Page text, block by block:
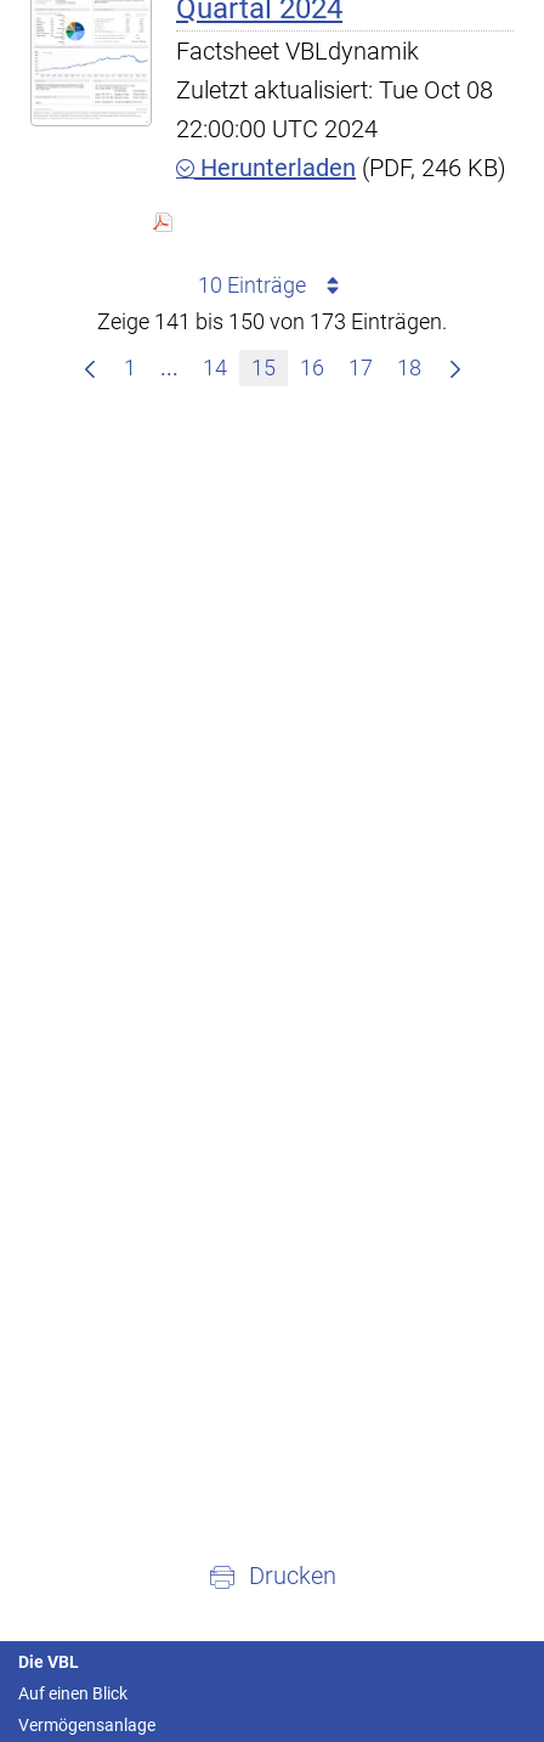
Quartal 2024
Factsheet VBLdynamik
Zuletzt aktualisiert: Tue Oct 08
22:00:00 UTC 2024
Herunterladen (PDF, 246 KB)
10 Einträge
Zeige 141 bis 150 von 173 Einträgen.
1
... Zwischenseiten Navigieren mit TAB-
14 15 16 17 18
Drucken
Die VBL
Auf einen Blick
Vermögensanlage